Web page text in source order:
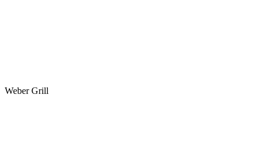
Weber Grill